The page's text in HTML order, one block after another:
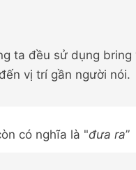
ta đều sử dụng bring
vị trí gần người nói.
có nghĩa là "đưa ra”